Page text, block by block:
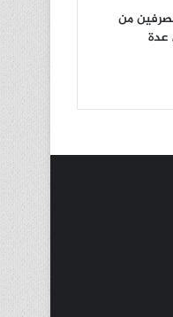
توظيف 7 متصرفين من
عدة